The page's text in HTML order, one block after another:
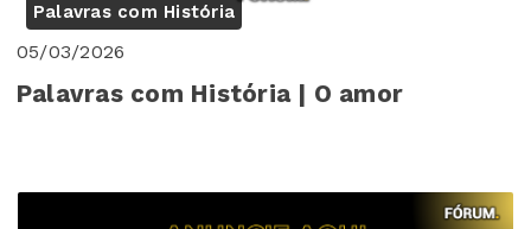
Palavras com História
05/03/2026
Palavras com História | O amor